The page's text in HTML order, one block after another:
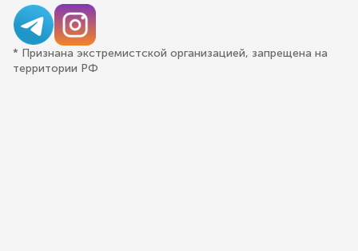
* Признана экстремистской организацией, запрещена на
территории РФ